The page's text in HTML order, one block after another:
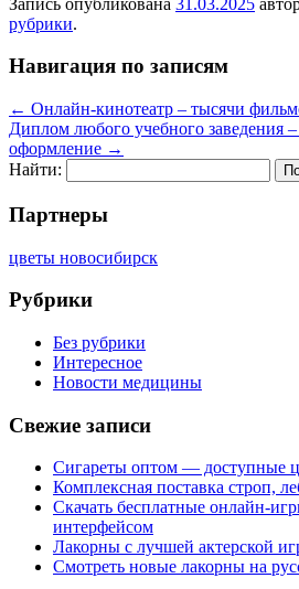
рубрики.
Навигация по записям
← Онлайн-кинотеатр – тысячи
Диплом любого учебного заведения
оформление →
Найти:
Партнеры
цветы новосибирск
Рубрики
Без рубрики
Интересное
Новости медицины
Свежие записи
Сигареты оптом — доступные
Комплексная поставка строп,
Скачать бесплатные онлайн-
интерфейсом
Лакорны с лучшей актерской
Смотреть новые лакорны на